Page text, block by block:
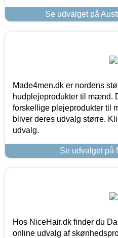
Se udvalget på
Made4men.dk er nordens
hudplejeprodukter til mænd.
forskellige plejeprodukter til
bliver deres udvalg større.
udvalg.
Se udvalget på
Hos NiceHair.dk finder du
online udvalg af